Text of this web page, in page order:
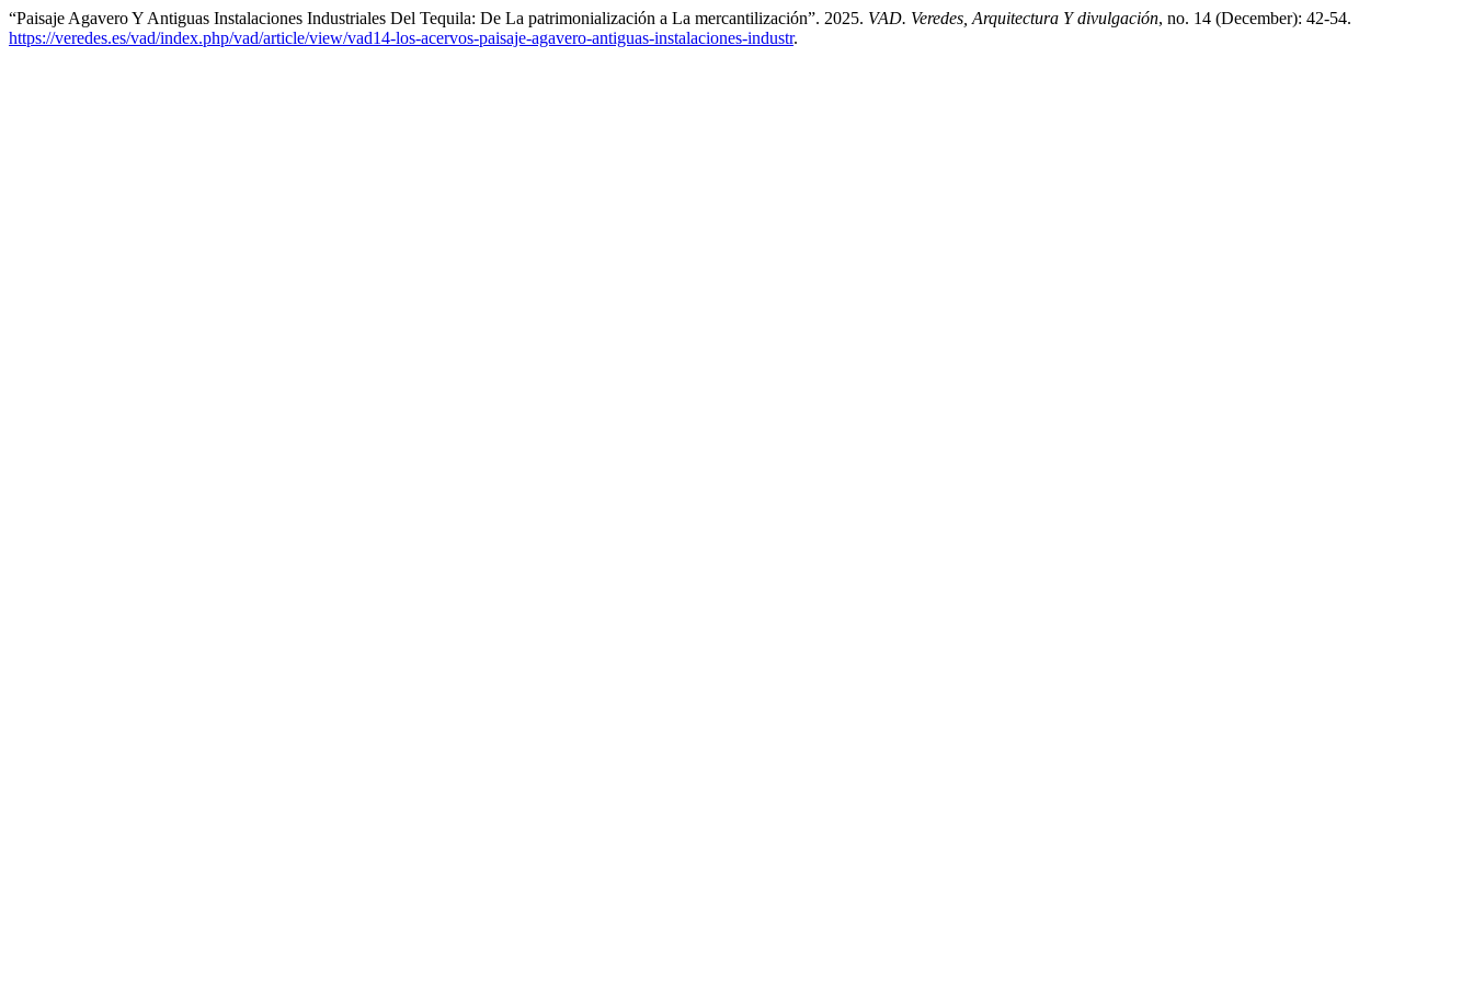
“Paisaje Agavero Y Antiguas Instalaciones Industriales Del Tequila: De La patrimonialización a La mercantilización”. 2025. VAD. Veredes, Arquitectura Y divulgación, no. 14 (December): 42-54.
https://veredes.es/vad/index.php/vad/article/view/vad14-los-acervos-paisaje-agavero-antiguas-instalaciones-industr.